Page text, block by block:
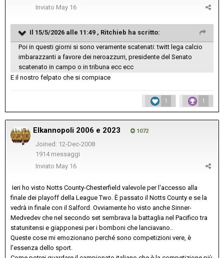
Inviato May 16
Il 15/5/2026 alle 11:49 , Ritchieb ha scritto:
Poi in questi giorni si sono veramente scatenati: twitt lega calcio
imbarazzanti a favore dei neroazzurri, presidente del Senato
scatenato in campo o in tribuna ecc ecc
E il nostro felpato che si compiace
1 1
Elkannopoli 2006 e 2023 1072
Joined: 12-Dec-2008
1914 messaggi
Inviato May 16
Ieri ho visto Notts County-Chesterfield valevole per l'accesso alla
finale dei playoff della League Two. È passato il Notts County e se la
vedrà in finale con il Salford. Ovviamente ho visto anche Sinner-
Medvedev che nel secondo set sembrava la battaglia nel Pacifico tra
statunitensi e giapponesi per i bomboni che lanciavano..
Queste cose mi emozionano perché sono competizioni vere, è
l'essenza dello sport.